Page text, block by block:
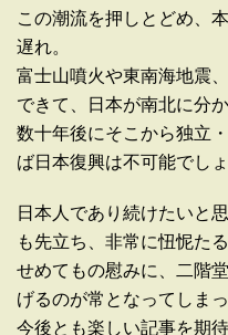
この潮流を押しとどめ、
遅れ。
富士山噴火や東南海地震
できて、日本が南北に分
数十年後にそこから独立
ば日本復興は不可能でしょ
日本人であり続けたいと
も先立ち、非常に忸怩た
せめてもの慰みに、二階
げるのが常となってしまっ
今後とも楽しい記事を期